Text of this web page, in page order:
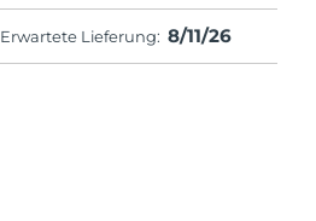
Erwartete Lieferung: 8/11/26